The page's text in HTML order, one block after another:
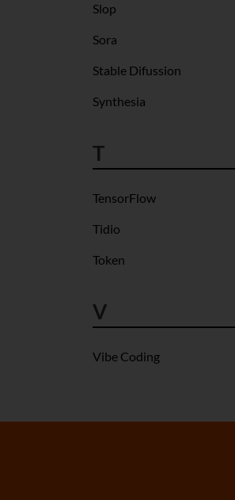
Slop
Sora
Stable Difussion
Synthesia
T
TensorFlow
Tidio
Token
V
Vibe Coding